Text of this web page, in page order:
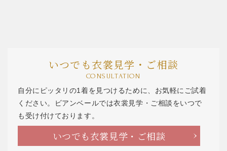
いつでも衣裳見学・ご相談
CONSULTATION
自分にピッタリの1着を見つけるために、お気軽にご試着
ください。ビアンベールでは衣裳見学・ご相談をいつで
も受け付けております。
いつでも衣裳見学・ご相談